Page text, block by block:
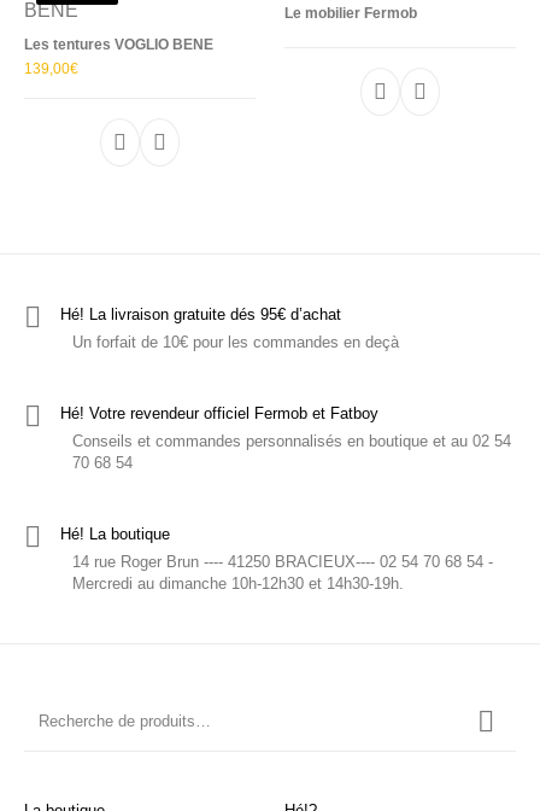
Les tentures VOGLIO BENE
139,00€
Ce produit a plusieurs variations. Les options
Le mobilier Fermob
Hé! La livraison gratuite dés 95€ d’achat
Un forfait de 10€ pour les commandes en deçà
Hé! Votre revendeur officiel Fermob et Fatboy
Conseils et commandes personnalisés en boutique et au 02 54
70 68 54
Hé! La boutique
14 rue Roger Brun ---- 41250 BRACIEUX---- 02 54 70 68 54 -
Mercredi au dimanche 10h-12h30 et 14h30-19h.